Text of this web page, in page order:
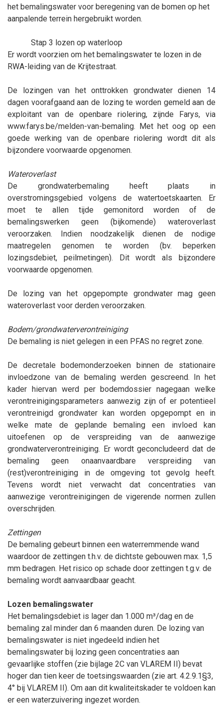
het bemalingswater voor beregening van de bomen op het
aanpalende terrein hergebruikt worden.
Stap 3 lozen op waterloop
Er wordt voorzien om het bemalingswater te lozen in de
RWA-leiding van de Krijtestraat.
De lozingen van het onttrokken grondwater dienen 14
dagen voorafgaand aan de lozing te worden gemeld aan de
exploitant van de openbare riolering, zijnde Farys, via
www.farys.be/melden-van-bemaling. Met het oog op een
goede werking van de openbare riolering wordt dit als
bijzondere voorwaarde opgenomen.
Wateroverlast
De grondwaterbemaling heeft plaats in
overstromingsgebied volgens de watertoetskaarten. Er
moet te allen tijde gemonitord worden of de
bemalingswerken geen (bijkomende) wateroverlast
veroorzaken. Indien noodzakelijk dienen de nodige
maatregelen genomen te worden (bv. beperken
lozingsdebiet, peilmetingen). Dit wordt als bijzondere
voorwaarde opgenomen.
De lozing van het opgepompte grondwater mag geen
wateroverlast voor derden veroorzaken.
Bodem/grondwaterverontreiniging
De bemaling is niet gelegen in een PFAS no regret zone.
De decretale bodemonderzoeken binnen de stationaire
invloedzone van de bemaling werden gescreend. In het
kader hiervan werd per bodemdossier nagegaan welke
verontreinigingsparameters aanwezig zijn of er potentieel
verontreinigd grondwater kan worden opgepompt en in
welke mate de geplande bemaling een invloed kan
uitoefenen op de verspreiding van de aanwezige
grondwaterverontreiniging. Er wordt geconcludeerd dat de
bemaling geen onaanvaardbare verspreiding van
(rest)verontreiniging in de omgeving tot gevolg heeft.
Tevens wordt niet verwacht dat concentraties van
aanwezige verontreinigingen de vigerende normen zullen
overschrijden.
Zettingen
De bemaling gebeurt binnen een waterremmende wand
waardoor de zettingen t.h.v. de dichtste gebouwen max. 1,5
mm bedragen. Het risico op schade door zettingen t.g.v. de
bemaling wordt aanvaardbaar geacht.
Lozen bemalingswater
Het bemalingsdebiet is lager dan 1.000 m³/dag en de
bemaling zal minder dan 6 maanden duren. De lozing van
bemalingswater is niet ingedeeld indien het
bemalingswater bij lozing geen concentraties aan
gevaarlijke stoffen (zie bijlage 2C van VLAREM II) bevat
hoger dan tien keer de toetsingswaarden (zie art. 4.2.9.1§3,
4° bij VLAREM II). Om aan dit kwaliteitskader te voldoen kan
er een waterzuivering ingezet worden.